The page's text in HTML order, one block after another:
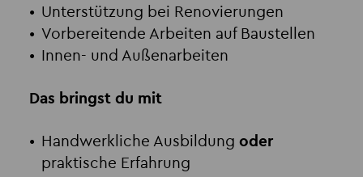
Unterstützung bei Renovierungen
Vorbereitende Arbeiten auf Baustellen
Innen- und Außenarbeiten
Das bringst du mit
Handwerkliche Ausbildung oder
praktische Erfahrung